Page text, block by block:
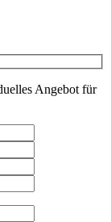
Angebot für